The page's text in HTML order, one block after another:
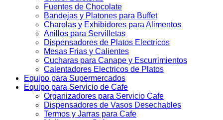
Fuentes de Chocolate
Bandejas y Platones para Buffet
Charolas y Exhibidores para Alimentos
Anillos para Servilletas
Dispensadores de Platos Electricos
Mesas Frias y Calientes
Cucharas para Canape y Escurrimientos
Calentadores Electricos de Platos
Equipo para Supermercados
Equipo para Servicio de Cafe
Organizadores para Servicio Cafe
Dispensadores de Vasos Desechables
Termos y Jarras para Cafe